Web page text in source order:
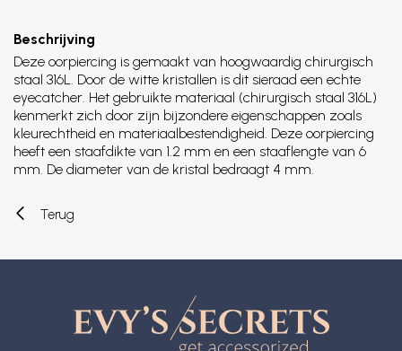
Beschrijving
Deze oorpiercing is gemaakt van hoogwaardig chirurgisch
staal 316L. Door de witte kristallen is dit sieraad een echte
eyecatcher. Het gebruikte materiaal (chirurgisch staal 316L)
kenmerkt zich door zijn bijzondere eigenschappen zoals
kleurechtheid en materiaalbestendigheid. Deze oorpiercing
heeft een staafdikte van 1.2 mm en een staaflengte van 6
mm. De diameter van de kristal bedraagt 4 mm.
Terug